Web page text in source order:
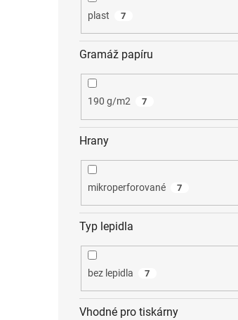
plast 7
Gramáž papíru
190 g/m2 7
Hrany
mikroperforované 7
Typ lepidla
bez lepidla 7
Vhodné pro tiskárny